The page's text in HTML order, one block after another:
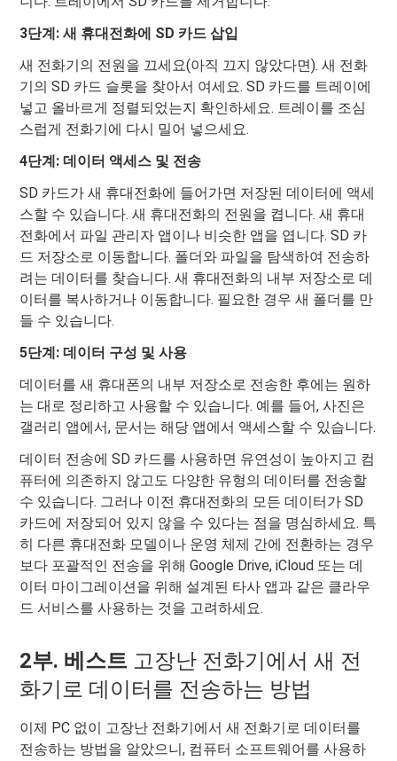
3단계: 새 휴대전화에 SD 카드 삽입
새 전화기의 전원을 끄세요(아직 끄지 않았다면). 새 전화
기의 SD 카드 슬롯을 찾아서 여세요. SD 카드를 트레이에
넣고 올바르게 정렬되었는지 확인하세요. 트레이를 조심
스럽게 전화기에 다시 밀어 넣으세요.
4단계: 데이터 액세스 및 전송
SD 카드가 새 휴대전화에 들어가면 저장된 데이터에 액세
스할 수 있습니다. 새 휴대전화의 전원을 켭니다. 새 휴대
전화에서 파일 관리자 앱이나 비슷한 앱을 엽니다. SD 카
드 저장소로 이동합니다. 폴더와 파일을 탐색하여 전송하
려는 데이터를 찾습니다. 새 휴대전화의 내부 저장소로 데
이터를 복사하거나 이동합니다. 필요한 경우 새 폴더를 만
들 수 있습니다.
5단계: 데이터 구성 및 사용
데이터를 새 휴대폰의 내부 저장소로 전송한 후에는 원하
는 대로 정리하고 사용할 수 있습니다. 예를 들어, 사진은
갤러리 앱에서, 문서는 해당 앱에서 액세스할 수 있습니다.
데이터 전송에 SD 카드를 사용하면 유연성이 높아지고 컴
퓨터에 의존하지 않고도 다양한 유형의 데이터를 전송할
수 있습니다. 그러나 이전 휴대전화의 모든 데이터가 SD
카드에 저장되어 있지 않을 수 있다는 점을 명심하세요. 특
히 다른 휴대전화 모델이나 운영 체제 간에 전환하는 경우
보다 포괄적인 전송을 위해 Google Drive, iCloud 또는 데
이터 마이그레이션을 위해 설계된 타사 앱과 같은 클라우
드 서비스를 사용하는 것을 고려하세요.
2부. 베스트 고장난 전화기에서 새 전
화기로 데이터를 전송하는 방법
이제 PC 없이 고장난 전화기에서 새 전화기로 데이터를
전송하는 방법을 알았으니, 컴퓨터 소프트웨어를 사용하